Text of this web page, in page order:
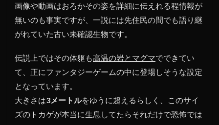
自然
への
畏敬
の念
未確
認生
1.2
ルフ
画像や動画はおろかその姿を詳細に伝えれる程情報が
無いのも事実ですが、一説には先住民の間でも語り継
がれていた古い未確認生物です。
伝説上ではその体躯も高温の岩とマグマでできてい
て、正にファンタジーゲームの中に登場しそうな設定
となっています。
大きさは3メートルをゆうに超えるらしく、このサイ
ズのトカゲが本当に生息してたらそれだけで恐怖では